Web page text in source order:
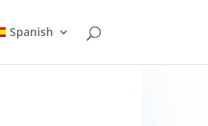
Spanish